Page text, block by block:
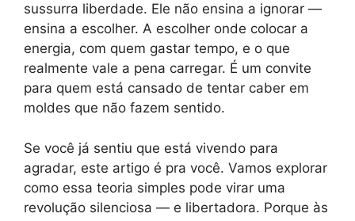
sussurra liberdade. Ele não ensina a ignorar —
ensina a escolher. A escolher onde colocar a
energia, com quem gastar tempo, e o que
realmente vale a pena carregar. É um convite
para quem está cansado de tentar caber em
moldes que não fazem sentido.
Se você já sentiu que está vivendo para
agradar, este artigo é pra você. Vamos explorar
como essa teoria simples pode virar uma
revolução silenciosa — e libertadora. Porque às